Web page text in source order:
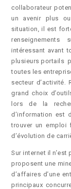
collaborateur
un avenir plus
situation, il est
intéressant avant
plusieurs portails
toutes les
secteur d’activité.
grand choix
lors de la
d’information est
trouver un emploi
d’évolution de
Sur internet il
proposent une
d’affaires d’une
principaux